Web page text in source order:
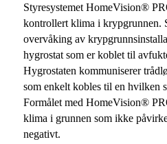
Styresystemet HomeVision®
kontrollert klima i krypgrunnen.
overvåking av
hygrostat som er koblet til
Hygrostaten kommuniserer
som enkelt kobles til en hvilken
Formålet med HomeVision®
klima i grunnen som ikke
negativt.